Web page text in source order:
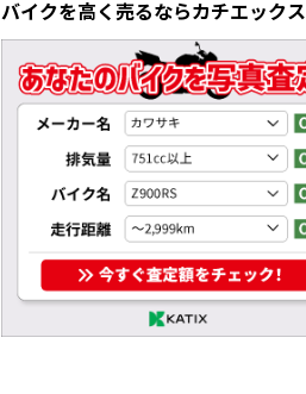
バイクを高く売るならカチエックス